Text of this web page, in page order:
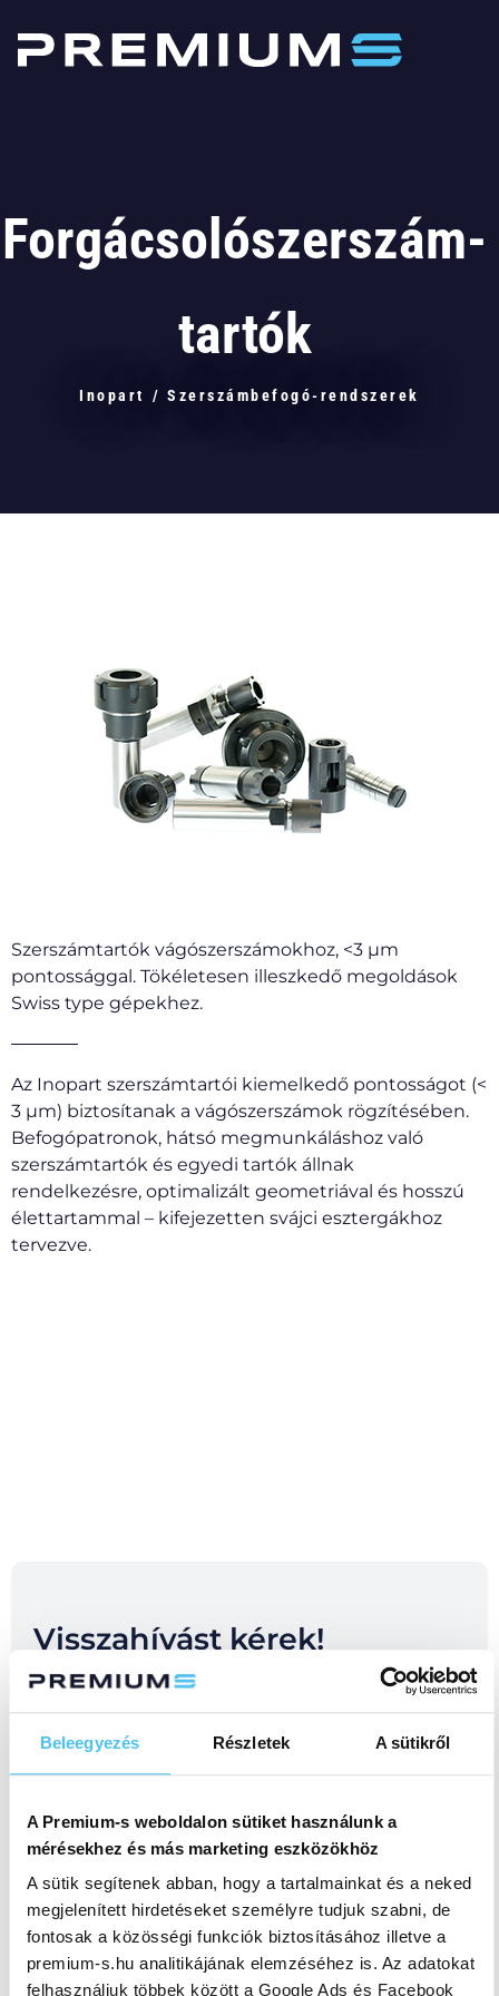
Beleegyezés Részletek A sütikről
A Premium-s weboldalon sütiket használunk a
mérésekhez és más marketing eszközökhöz
A sütik segítenek abban, hogy a tartalmainkat és a neked
megjelenített hirdetéseket személyre tudjuk szabni, de
fontosak a közösségi funkciók biztosításához illetve a
premium-s.hu analitikájának elemzéséhez is. Az adatokat
felhasználjuk többek között a Google Ads és Facebook
Forgácsolószerszám-
tartók
Inopart / Szerszámbefogó-rendszerek
Szerszámtartók vágószerszámokhoz, <3 µm
pontossággal. Tökéletesen illeszkedő megoldások
Swiss type gépekhez.
Az Inopart szerszámtartói kiemelkedő pontosságot (<
3 µm) biztosítanak a vágószerszámok rögzítésében.
Befogópatronok, hátsó megmunkáláshoz való
szerszámtartók és egyedi tartók állnak
rendelkezésre, optimalizált geometriával és hosszú
élettartammal – kifejezetten svájci esztergákhoz
tervezve.
Visszahívást kérek!